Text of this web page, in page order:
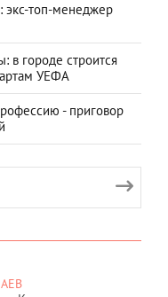
экс-топ-менеджер
в городе строится
УЕФА
- приговор